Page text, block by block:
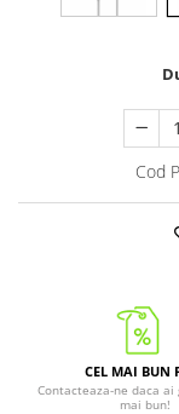
Cod
CEL MAI BUN
Contacteaza-ne daca
mai bun!